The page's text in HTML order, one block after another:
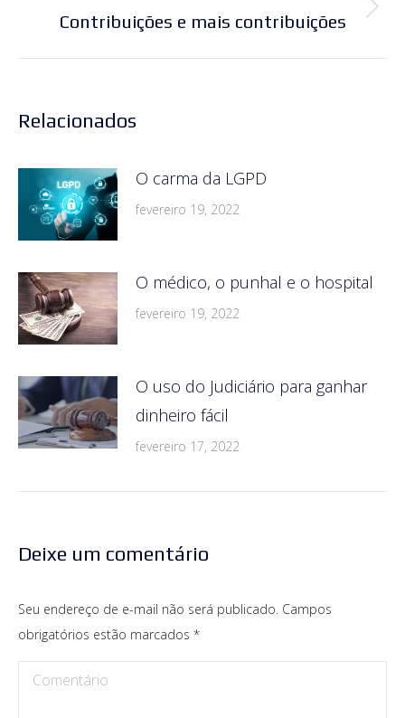
Próximo
Contribuições e mais contribuições
Relacionados
O carma da LGPD
fevereiro 19, 2022
O médico, o punhal e o hospital
fevereiro 19, 2022
O uso do Judiciário para ganhar
dinheiro fácil
fevereiro 17, 2022
Deixe um comentário
Seu endereço de e-mail não será publicado. Campos
obrigatórios estão marcados *
Comentário